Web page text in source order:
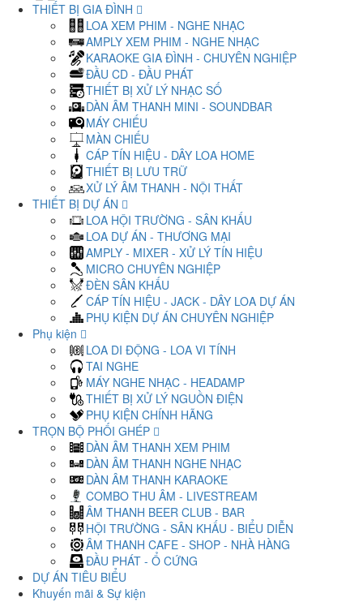
THIẾT BỊ GIA ĐÌNH
LOA XEM PHIM - NGHE NHẠC
AMPLY XEM PHIM - NGHE NHẠC
KARAOKE GIA ĐÌNH - CHUYÊN NGHIỆP
ĐẦU CD - ĐẦU PHÁT
THIẾT BỊ XỬ LÝ NHẠC SỐ
DÀN ÂM THANH MINI - SOUNDBAR
MÁY CHIẾU
MÀN CHIẾU
CÁP TÍN HIỆU - DÂY LOA HOME
THIẾT BỊ LƯU TRỮ
XỬ LÝ ÂM THANH - NỘI THẤT
THIẾT BỊ DỰ ÁN
LOA HỘI TRƯỜNG - SÂN KHẤU
LOA DỰ ÁN - THƯƠNG MẠI
AMPLY - MIXER - XỬ LÝ TÍN HIỆU
MICRO CHUYÊN NGHIỆP
ĐÈN SÂN KHẤU
CÁP TÍN HIỆU - JACK - DÂY LOA DỰ ÁN
PHỤ KIỆN DỰ ÁN CHUYÊN NGHIỆP
Phụ kiện
LOA DI ĐỘNG - LOA VI TÍNH
TAI NGHE
MÁY NGHE NHẠC - HEADAMP
THIẾT BỊ XỬ LÝ NGUỒN ĐIỆN
PHỤ KIỆN CHÍNH HÃNG
TRỌN BỘ PHỐI GHÉP
DÀN ÂM THANH XEM PHIM
DÀN ÂM THANH NGHE NHẠC
DÀN ÂM THANH KARAOKE
COMBO THU ÂM - LIVESTREAM
ÂM THANH BEER CLUB - BAR
HỘI TRƯỜNG - SÂN KHẤU - BIỂU DIỄN
ÂM THANH CAFE - SHOP - NHÀ HÀNG
ĐẦU PHÁT - Ổ CỨNG
DỰ ÁN TIÊU BIỂU
Khuyến mãi & Sự kiện